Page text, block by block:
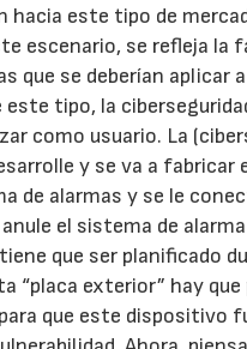
este tipo de
escenario, se refleja la
que se deberían aplicar
tipo, la
como usuario. La
y se va a fabricar
de alarmas y se le
el sistema de
que ser planificado
“placa exterior” hay
que este dispositivo